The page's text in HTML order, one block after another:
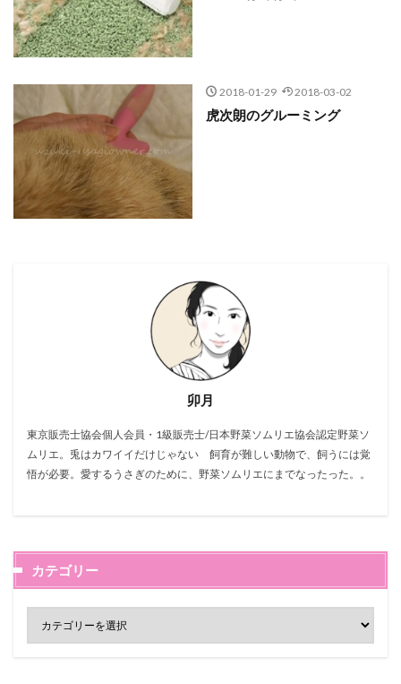
2018-01-29 2018-03-02
虎次朗のグルーミング
卯月
東京販売士協会個人会員・1級販売士/日本野菜ソムリエ協会認定野菜ソ
ムリエ。兎はカワイイだけじゃない 飼育が難しい動物で、飼うには覚
悟が必要。愛するうさぎのために、野菜ソムリエにまでなったった。。
カテゴリー